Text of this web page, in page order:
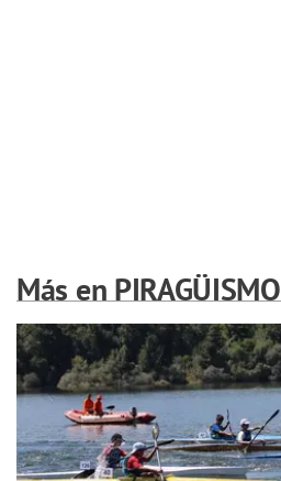
Más en PIRAGÜISMO